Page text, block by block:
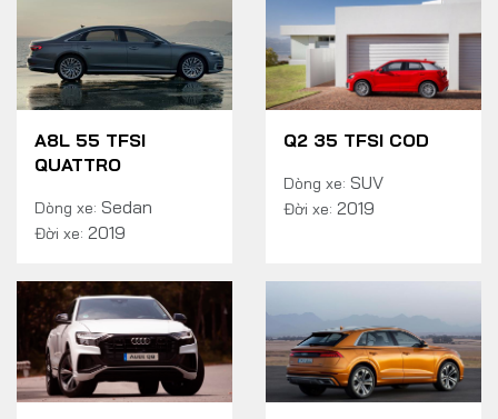
A8L 55 TFSI
QUATTRO
Dòng xe: Sedan
Đời xe: 2019
Q2 35 TFSI COD
Dòng xe: SUV
Đời xe: 2019